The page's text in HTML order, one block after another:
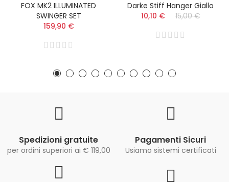
FOX MK2 ILLUMINATED
SWINGER SET
159,90 €
Darke Stiff Hanger Giallo
10,10 €
15,00 €
Spedizioni gratuite
per ordini superiori ai € 119,00
Pagamenti Sicuri
Usiamo sistemi certificati